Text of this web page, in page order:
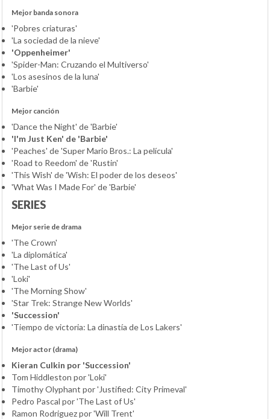
Mejor banda sonora
'Pobres criaturas'
'La sociedad de la nieve'
'Oppenheimer'
'Spider-Man: Cruzando el Multiverso'
'Los asesinos de la luna'
'Barbie'
Mejor canción
'Dance the Night' de 'Barbie'
'I'm Just Ken' de 'Barbie'
'Peaches' de 'Super Mario Bros.: La película'
'Road to Reedom' de 'Rustin'
'This Wish' de 'Wish: El poder de los deseos'
'What Was I Made For' de 'Barbie'
SERIES
Mejor serie de drama
'The Crown'
'La diplomática'
'The Last of Us'
'Loki'
'The Morning Show'
'Star Trek: Strange New Worlds'
'Succession'
'Tiempo de victoria: La dinastía de Los Lakers'
Mejor actor (drama)
Kieran Culkin por 'Succession'
Tom Hiddleston por 'Loki'
Timothy Olyphant por 'Justified: City Primeval'
Pedro Pascal por 'The Last of Us'
Ramon Rodriguez por 'Will Trent'